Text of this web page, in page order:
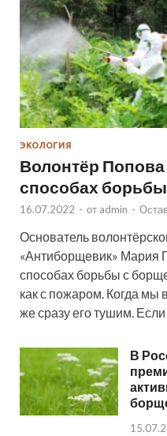
ЭКОЛОГИЯ
Волонтёр Попова
способах
16.07.2022 - от admin -
Основатель
«Антиборщевик» Мария
способах борьбы с
как с пожаром. Когда мы
же сразу его тушим.
В